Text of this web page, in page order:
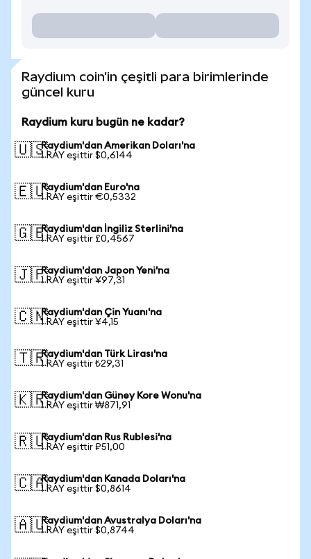
Raydium coin'in çeşitli para birimlerinde
güncel kuru
Raydium kuru bugün ne kadar?
🇺🇸Raydium'dan Amerikan Doları'na
1 RAY eşittir $0,6144
🇪🇺Raydium'dan Euro'na
1 RAY eşittir €0,5332
🇬🇧Raydium'dan İngiliz Sterlini'na
1 RAY eşittir £0,4567
🇯🇵Raydium'dan Japon Yeni'na
1 RAY eşittir ¥97,31
🇨🇳Raydium'dan Çin Yuanı'na
1 RAY eşittir ¥4,15
🇹🇷Raydium'dan Türk Lirası'na
1 RAY eşittir ₺29,31
🇰🇷Raydium'dan Güney Kore Wonu'na
1 RAY eşittir ₩871,91
🇷🇺Raydium'dan Rus Rublesi'na
1 RAY eşittir ₽51,00
🇨🇦Raydium'dan Kanada Doları'na
1 RAY eşittir $0,8614
🇦🇺Raydium'dan Avustralya Doları'na
1 RAY eşittir $0,8744